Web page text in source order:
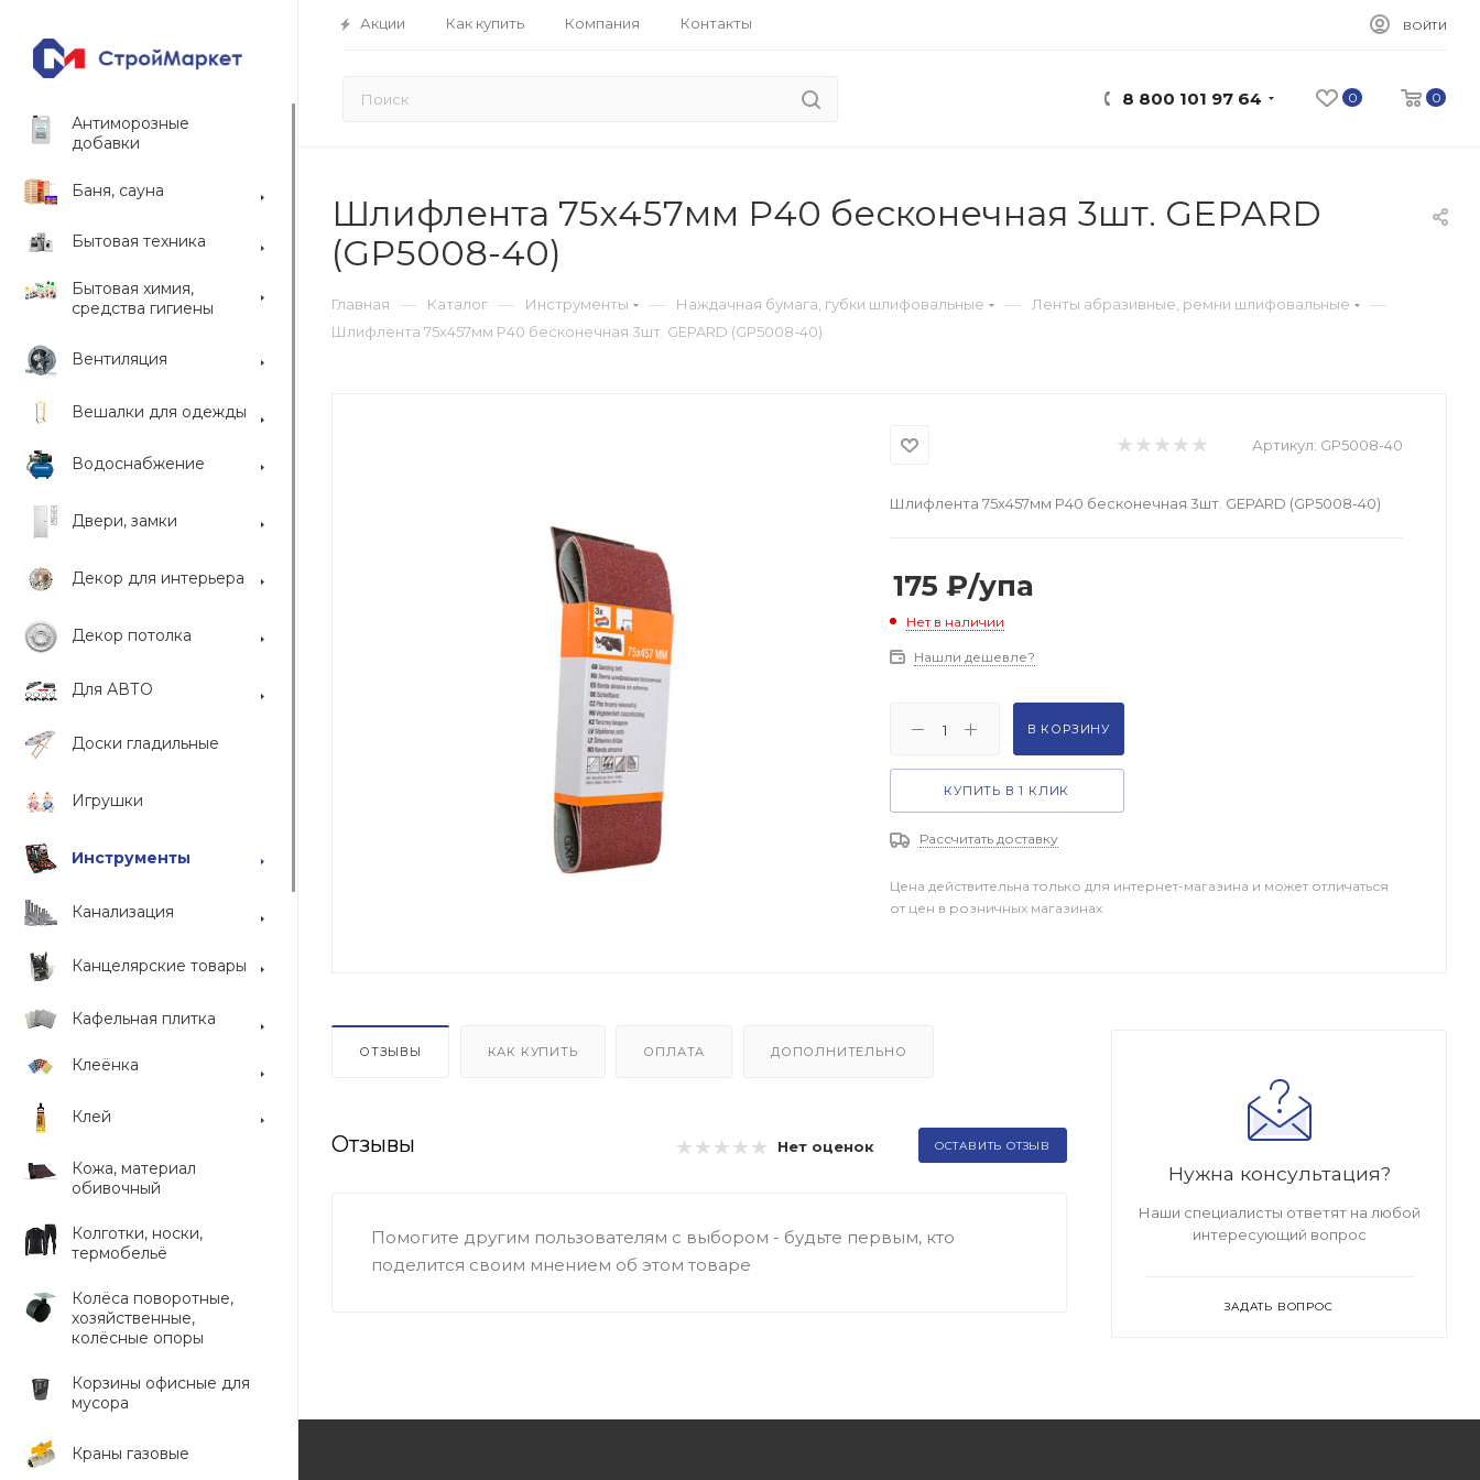
Акции Как купить Компания Контакты ВОЙТИ
0 0
8 800 101 97 64
Антиморозные
добавки
Баня, сауна
Бытовая техника
Бытовая химия,
средства гигиены
Вентиляция
Вешалки для одежды
Водоснабжение
Двери, замки
Декор для интерьера
Декор потолка
Для АВТО
Доски гладильные
Игрушки
Инструменты
Канализация
Канцелярские товары
Кафельная плитка
Клеёнка
Клей
Кожа, материал
обивочный
Колготки, носки,
термобельё
Колёса поворотные,
хозяйственные,
колёсные опоры
Корзины офисные для
мусора
Краны газовые
Шлифлента 75х457мм Р40 бесконечная 3шт. GEPARD
(GP5008-40)
Главная — Каталог — Инструменты — Наждачная бумага, губки шлифовальные — Ленты абразивные, ремни шлифовальные —
Шлифлента 75х457мм Р40 бесконечная 3шт. GEPARD (GP5008-40)
Артикул: GP5008-40
Шлифлента 75х457мм Р40 бесконечная 3шт. GEPARD (GP5008-40)
175 ₽/упа
Нет в наличии
Нашли дешевле?
В КОРЗИНУ
КУПИТЬ В 1 КЛИК
Рассчитать доставку
Цена действительна только для интернет-магазина и может отличаться
от цен в розничных магазинах
ОТЗЫВЫ КАК КУПИТЬ ОПЛАТА ДОПОЛНИТЕЛЬНО
Отзывы Нет оценок ОСТАВИТЬ ОТЗЫВ
Помогите другим пользователям с выбором - будьте первым, кто
поделится своим мнением об этом товаре
Нужна консультация?
Наши специалисты ответят на любой
интересующий вопрос
ЗАДАТЬ ВОПРОС